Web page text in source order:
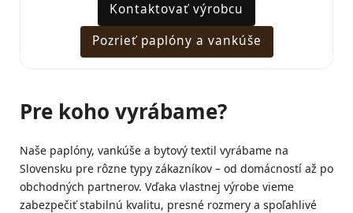
Kontaktovať výrobcu
Pozrieť paplóny a vankúše
Pre koho vyrábame?
Naše paplóny, vankúše a bytový textil vyrábame na
Slovensku pre rôzne typy zákazníkov – od domácností až po
obchodných partnerov. Vďaka vlastnej výrobe vieme
zabezpečiť stabilnú kvalitu, presné rozmery a spoľahlivé